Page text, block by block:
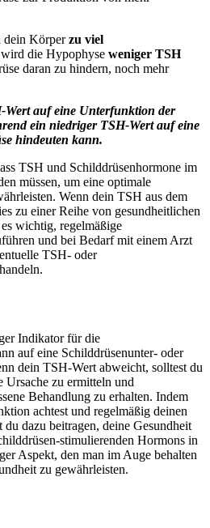
dein Körperzu viel
die Hypophyse weniger TSH
daran zu hindern, noch mehr
auf eine Unterfunktion der
ein niedriger TSH-Wert auf eine
hindeuten kann.
TSH und Schilddrüsenhormone im
müssen, um eine optimale
Wenn dein TSH aus dem
zu einer Reihe von gesundheitlichen
wichtig, regelmäßige
und bei Bedarf mit einem Arzt
TSH- oder
Indikator für die
auf eine Schilddrüsenunter- oder
dein TSH-Wert abweicht, solltest du
Ursache zu ermitteln und
Behandlung zu erhalten. Indem
achtest und regelmäßig deinen
dazu beitragen, deine Gesundheit
stimulierenden Hormons in
Aspekt, den man im Auge behalten
zu gewährleisten.